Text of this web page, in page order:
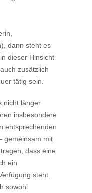
dann steht es
dieser Hinsicht
zusätzlich
tätig sein.
nicht länger
insbesondere
entsprechenden
gemeinsam mit
dass eine
ein
steht.
sowohl